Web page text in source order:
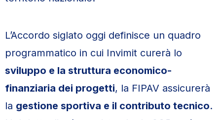
L’Accordo siglato oggi definisce un quadro
programmatico in cui Invimit curerà lo
sviluppo e la struttura economico-
finanziaria dei progetti, la FIPAV assicurerà
la gestione sportiva e il contributo tecnico.